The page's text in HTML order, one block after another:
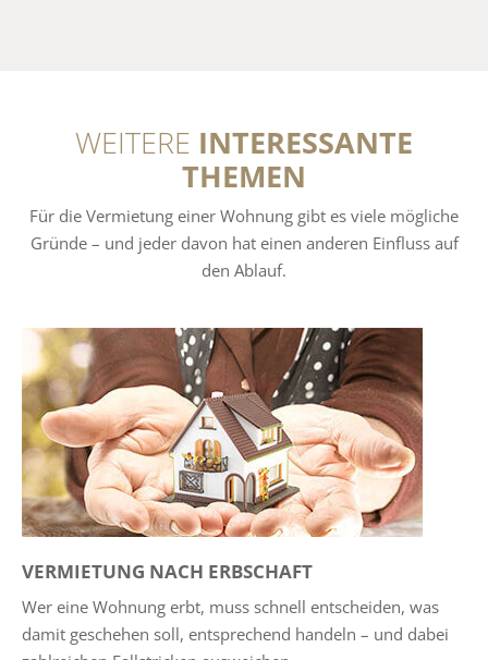
WEITERE INTERESSANTE
THEMEN
Für die Vermietung einer Wohnung gibt es viele mögliche
Gründe – und jeder davon hat einen anderen Einfluss auf
den Ablauf.
VERMIETUNG NACH ERBSCHAFT
Wer eine Wohnung erbt, muss schnell entscheiden, was
damit geschehen soll, entsprechend handeln – und dabei